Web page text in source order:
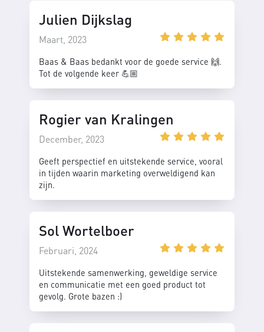
Julien Dijkslag
Maart, 2023
Baas & Baas bedankt voor de goede service 🙌.
Tot de volgende keer 💪🏼
Rogier van Kralingen
December, 2023
Geeft perspectief en uitstekende service, vooral
in tijden waarin marketing overweldigend kan
zijn.
Sol Wortelboer
Februari, 2024
Uitstekende samenwerking, geweldige service
en communicatie met een goed product tot
gevolg. Grote bazen :)